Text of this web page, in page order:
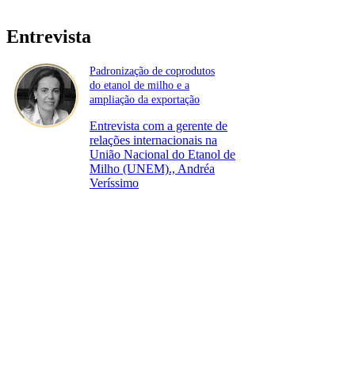
Entrevista
Padronização de coprodutos
do etanol de milho e a
ampliação da exportação
Entrevista com a gerente de
relações internacionais na
União Nacional do Etanol de
Milho (UNEM)., Andréa
Veríssimo